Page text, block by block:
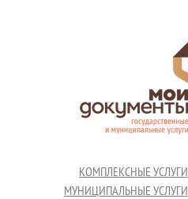
КОМПЛЕКСНЫЕ УСЛУГИ
МУНИЦИПАЛЬНЫЕ УСЛУГИ